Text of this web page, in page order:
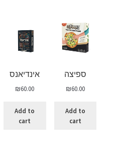
ספיצה
₪60.00
Add to
cart
אינדיאנס
₪60.00
Add to
cart